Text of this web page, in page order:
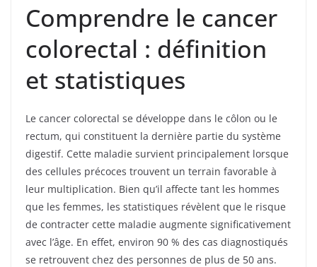
Comprendre le cancer
colorectal : définition
et statistiques
Le cancer colorectal se développe dans le côlon ou le
rectum, qui constituent la dernière partie du système
digestif. Cette maladie survient principalement lorsque
des cellules précoces trouvent un terrain favorable à
leur multiplication. Bien qu’il affecte tant les hommes
que les femmes, les statistiques révèlent que le risque
de contracter cette maladie augmente significativement
avec l’âge. En effet, environ 90 % des cas diagnostiqués
se retrouvent chez des personnes de plus de 50 ans.